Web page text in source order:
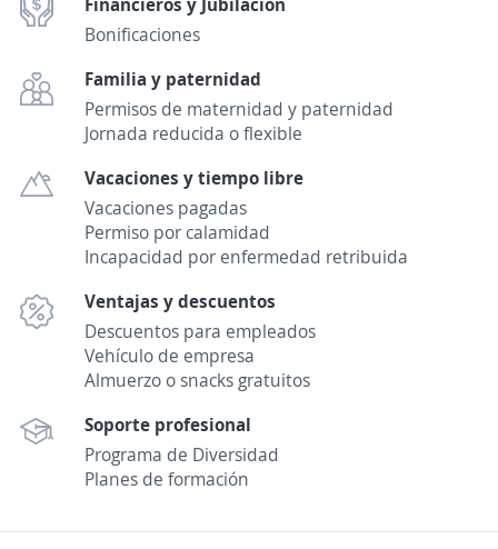
Bonificaciones
Familia y paternidad
Permisos de maternidad y paternidad
Jornada reducida o flexible
Vacaciones y tiempo libre
Vacaciones pagadas
Permiso por calamidad
Incapacidad por enfermedad retribuida
Ventajas y descuentos
Descuentos para empleados
Vehículo de empresa
Almuerzo o snacks gratuitos
Soporte profesional
Programa de Diversidad
Planes de formación